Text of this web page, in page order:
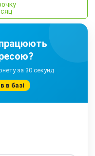
за 30 секунд
в базі